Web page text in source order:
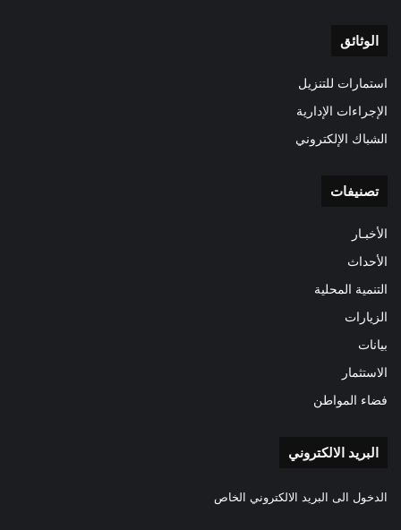
الوثائق
استمارات للتنزيل
الإجراءات الإدارية
الشباك الإلكتروني
تصنيفات
الأخبـار
الأحداث
التنمية المحلية
الزيارات
بيانات
الاستثمار
فضاء المواطن
البريد الالكتروني
الدخول الى البريد الالكتروني الخاص